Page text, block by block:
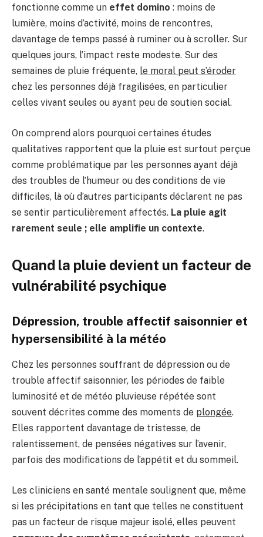
fonctionne comme un effet domino : moins de
lumière, moins d’activité, moins de rencontres,
davantage de temps passé à ruminer ou à scroller. Sur
quelques jours, l’impact reste modeste. Sur des
semaines de pluie fréquente, le moral peut s’éroder
chez les personnes déjà fragilisées, en particulier
celles vivant seules ou ayant peu de soutien social.
On comprend alors pourquoi certaines études
qualitatives rapportent que la pluie est surtout perçue
comme problématique par les personnes ayant déjà
des troubles de l’humeur ou des conditions de vie
difficiles, là où d’autres participants déclarent ne pas
se sentir particulièrement affectés. La pluie agit
rarement seule ; elle amplifie un contexte.
Quand la pluie devient un facteur de
vulnérabilité psychique
Dépression, trouble affectif saisonnier et
hypersensibilité à la météo
Chez les personnes souffrant de dépression ou de
trouble affectif saisonnier, les périodes de faible
luminosité et de météo pluvieuse répétée sont
souvent décrites comme des moments de plongée.
Elles rapportent davantage de tristesse, de
ralentissement, de pensées négatives sur l’avenir,
parfois des modifications de l’appétit et du sommeil.
Les cliniciens en santé mentale soulignent que, même
si les précipitations en tant que telles ne constituent
pas un facteur de risque majeur isolé, elles peuvent